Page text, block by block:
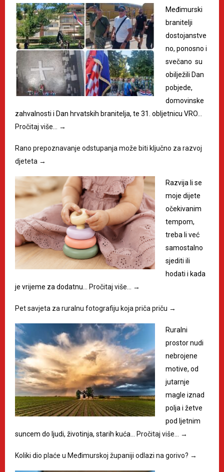
Međimurski
branitelji
dostojanstve
no, ponosno i
svečano su
obilježili Dan
pobjede,
domovinske
zahvalnosti i Dan hrvatskih branitelja, te 31. obljetnicu VRO…
Pročitaj više…
→
Rano prepoznavanje odstupanja može biti ključno za razvoj
djeteta →
Razvija li se
moje dijete
očekivanim
tempom,
treba li već
samostalno
sjediti ili
hodati i kada
je vrijeme za dodatnu… Pročitaj više… →
Pet savjeta za ruralnu fotografiju koja priča priču →
Ruralni
prostor nudi
nebrojene
motive, od
jutarnje
magle iznad
polja i žetve
pod ljetnim
suncem do ljudi, životinja, starih kuća… Pročitaj više… →
Koliki dio plaće u Međimurskoj županiji odlazi na gorivo? →